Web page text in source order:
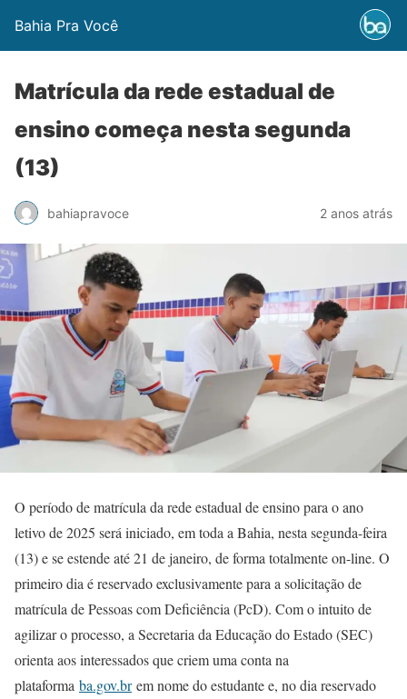
Bahia Pra Você
Matrícula da rede estadual de
ensino começa nesta segunda
(13)
bahiapravoce 2 anos atrás
O período de matrícula da rede estadual de ensino para o ano
letivo de 2025 será iniciado, em toda a Bahia, nesta segunda-feira
(13) e se estende até 21 de janeiro, de forma totalmente on-line. O
primeiro dia é reservado exclusivamente para a solicitação de
matrícula de Pessoas com Deficiência (PcD). Com o intuito de
agilizar o processo, a Secretaria da Educação do Estado (SEC)
orienta aos interessados que criem uma conta na
plataforma ba.gov.brem nome do estudante e, no dia reservado